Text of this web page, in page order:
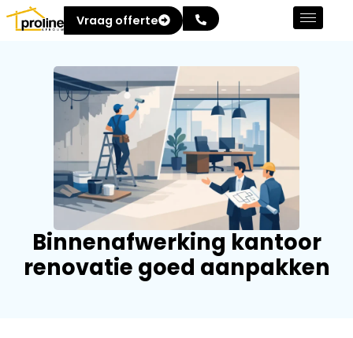
Vraag offerte
Binnenafwerking kantoor
renovatie goed aanpakken